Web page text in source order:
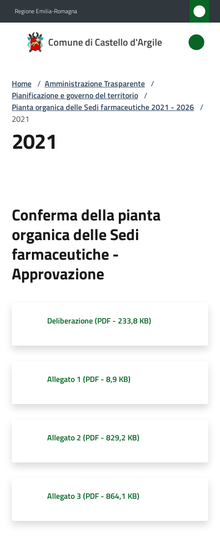
Regione Emilia-Romagna
Comune di Castello d'Argile
Comune
di
d'Argile
Amministrazione
Menu selezionato
Novità
Castello
d'Argile
Amministrazione
argomenti...
su
Home / Amministrazione Trasparente /
Pianificazione e governo del territorio /
Pianta organica delle Sedi farmaceutiche 2021 - 2026 /
2021
2021
Conferma della pianta
organica delle Sedi
farmaceutiche -
Approvazione
Deliberazione(PDF - 233,8 KB)
Allegato 1 (PDF - 8,9 KB)
Allegato 2 (PDF - 829,2 KB)
Allegato 3 (PDF - 864,1 KB)